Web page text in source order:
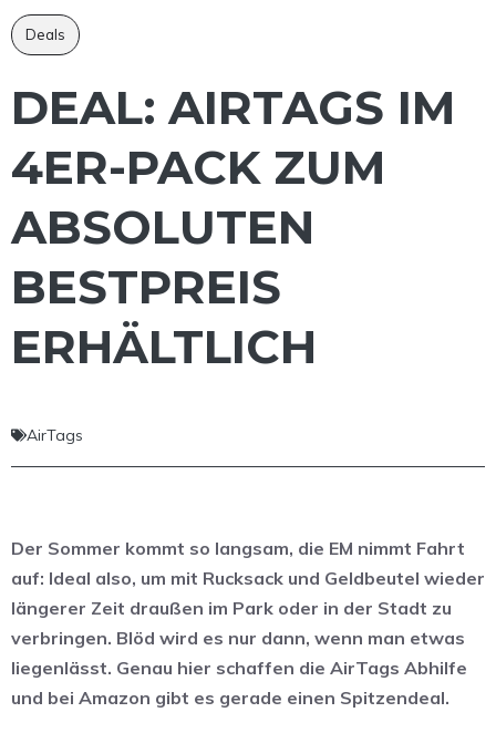
Deals
DEAL: AIRTAGS IM
4ER-PACK ZUM
ABSOLUTEN
BESTPREIS
ERHÄLTLICH
AirTags
Der Sommer kommt so langsam, die EM nimmt Fahrt
auf: Ideal also, um mit Rucksack und Geldbeutel wieder
längerer Zeit draußen im Park oder in der Stadt zu
verbringen. Blöd wird es nur dann, wenn man etwas
liegenlässt. Genau hier schaffen die AirTags Abhilfe
und bei Amazon gibt es gerade einen Spitzendeal.